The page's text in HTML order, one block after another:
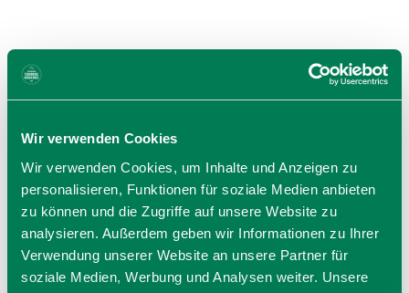
Wir verwenden Cookies
Wir verwenden Cookies, um Inhalte und Anzeigen zu
personalisieren, Funktionen für soziale Medien anbieten
zu können und die Zugriffe auf unsere Website zu
analysieren. Außerdem geben wir Informationen zu Ihrer
Verwendung unserer Website an unsere Partner für
soziale Medien, Werbung und Analysen weiter. Unsere